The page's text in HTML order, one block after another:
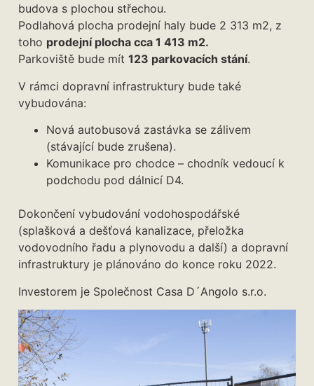
budova s plochou střechou.
Podlahová plocha prodejní haly bude 2 313 m2, z
toho prodejní plocha cca 1 413 m2.
Parkoviště bude mít 123 parkovacích stání.
V rámci dopravní infrastruktury bude také
vybudována:
Nová autobusová zastávka se zálivem
(stávající bude zrušena).
Komunikace pro chodce – chodník vedoucí k
podchodu pod dálnicí D4.
Dokončení vybudování vodohospodářské
(splašková a dešťová kanalizace, přeložka
vodovodního řadu a plynovodu a další) a dopravní
infrastruktury je plánováno do konce roku 2022.
Investorem je Společnost Casa D´Angolo s.r.o.